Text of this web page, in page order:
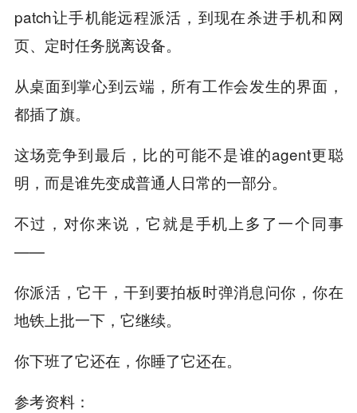
patch让手机能远程派活，到现在杀进手机和网
页、定时任务脱离设备。
从桌面到掌心到云端，所有工作会发生的界面，
都插了旗。
这场竞争到最后，比的可能不是谁的agent更聪
明，而是谁先变成普通人日常的一部分。
不过，对你来说，它就是手机上多了一个同事
——
你派活，它干，干到要拍板时弹消息问你，你在
地铁上批一下，它继续。
你下班了它还在，你睡了它还在。
参考资料：